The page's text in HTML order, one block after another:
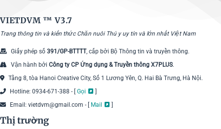
VIETDVM ™V3.7
Trang thông tin và kiến thức Chăn nuôi Thú y uy tín và lớn nhất Việt Nam
Giấy phép số 391/GP-BTTTT, cấp bởi Bộ Thông tin và truyền thông.
Vận hành bởi Công ty CP Ứng dụng & Truyền thông X7PLUS.
Tầng 8, tòa Hanoi Creative City, Số 1 Lương Yên, Q. Hai Bà Trưng, Hà Nội.
Hotline: 0934-671-388 - [ Gọi
Email: vietdvm@gmail.com - [
Mail
Thị trường